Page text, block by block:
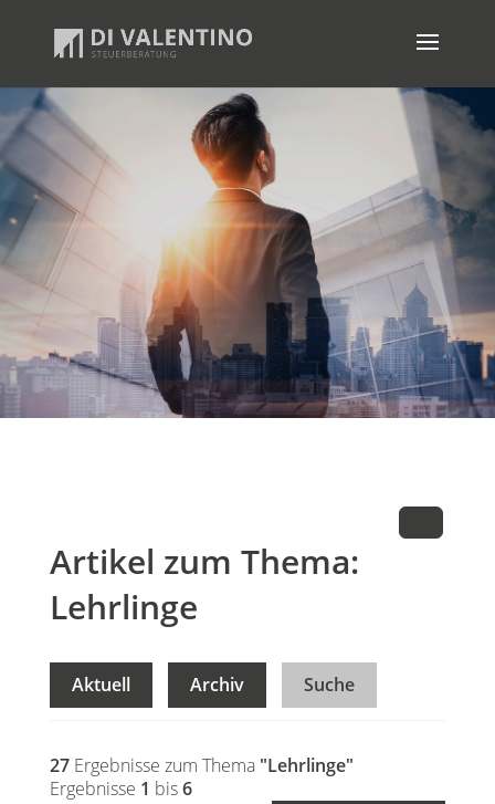
Artikel zum Thema:
Lehrlinge
Aktuell Archiv Suche
27Ergebnisse zum Thema "Lehrlinge"
Ergebnisse 1 bis6